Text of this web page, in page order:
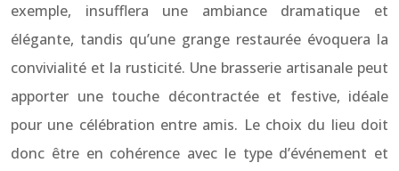
exemple, insufflera une ambiance dramatique et
élégante, tandis qu’une grange restaurée évoquera la
convivialité et la rusticité. Une brasserie artisanale peut
apporter une touche décontractée et festive, idéale
pour une célébration entre amis. Le choix du lieu doit
donc être en cohérence avec le type d’événement et